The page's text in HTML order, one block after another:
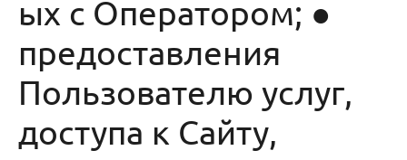
ых с Оператором; ●
предоставления
Пользователю услуг,
доступа к Сайту,